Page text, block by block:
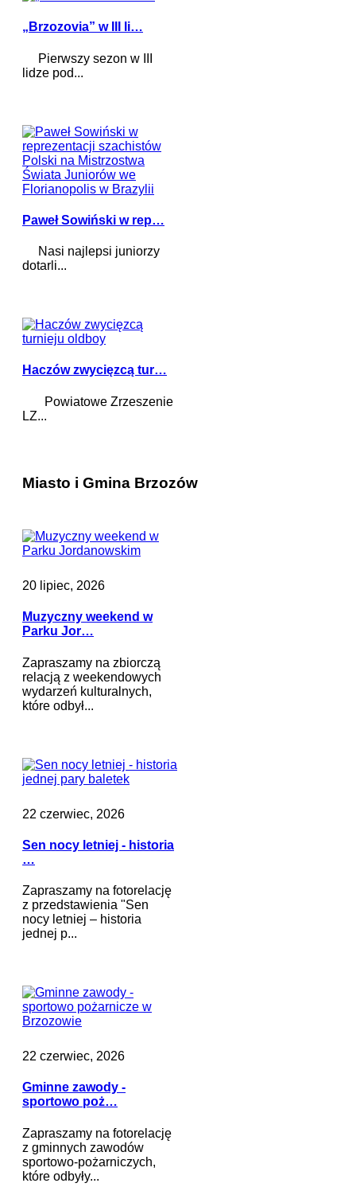
„Brzozovia” w III li…
Pierwszy sezon w III
lidze pod...
Paweł Sowiński w rep…
Nasi najlepsi juniorzy
dotarli...
Haczów zwycięzcą tur…
Powiatowe Zrzeszenie
LZ...
Miasto i Gmina Brzozów
20 lipiec, 2026
Muzyczny weekend w
Parku Jor…
Zapraszamy na zbiorczą
relacją z weekendowych
wydarzeń kulturalnych,
które odbył...
22 czerwiec, 2026
Sen nocy letniej - historia
…
Zapraszamy na fotorelację
z przedstawienia "Sen
nocy letniej – historia
jednej p...
22 czerwiec, 2026
Gminne zawody -
sportowo poż…
Zapraszamy na fotorelację
z gminnych zawodów
sportowo-pożarniczych,
które odbyły...